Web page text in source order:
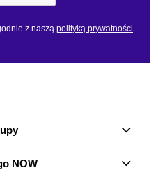
z naszą polityką prywatności
NOW